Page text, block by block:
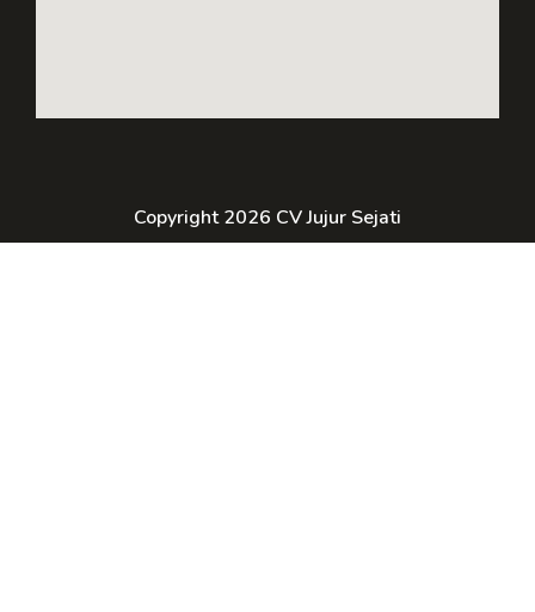
Copyright 2026 CV Jujur Sejati